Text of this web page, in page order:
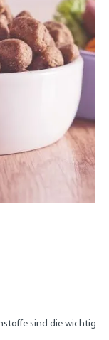
sind die